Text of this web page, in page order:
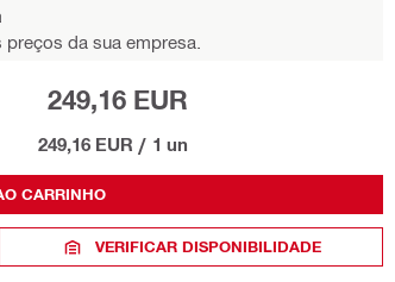
preços da sua empresa.
249,16 EUR
249,16 EUR / 1 un
CARRINHO
VERIFICAR DISPONIBILIDADE